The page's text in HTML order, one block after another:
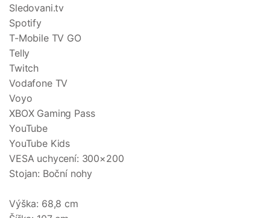
Sledovani.tv
Spotify
T-Mobile TV GO
Telly
Twitch
Vodafone TV
Voyo
XBOX Gaming Pass
YouTube
YouTube Kids
VESA uchycení: 300×200
Stojan: Boční nohy
Výška: 68,8 cm